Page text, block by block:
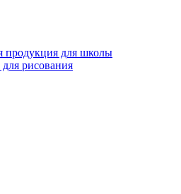
продукция для школы
рисования